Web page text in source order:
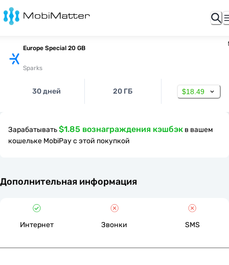
Europe Special 20 GB
Sparks
30 дней 20 ГБ $18.49
Зарабатывать$1.85 вознаграждения кэшбэк в вашем
кошельке MobiPay с этой покупкой
Дополнительная информация
Интернет Звонки SMS